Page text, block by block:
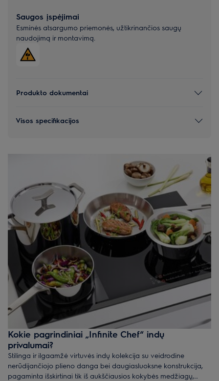
Saugos įspėjimai
Esminės atsargumo priemonės, užtikrinančios saugų
naudojimą ir montavimą.
Produkto dokumentai
Visos specifikacijos
Kokie pagrindiniai „Infinite Chef“ indų
privalumai?
Stilinga ir ilgaamžė virtuvės indų kolekcija su veidrodine
nerūdijančiojo plieno danga bei daugiasluoksne konstrukcija,
pagaminta išskirtinai tik iš aukščiausios kokybės medžiagų,